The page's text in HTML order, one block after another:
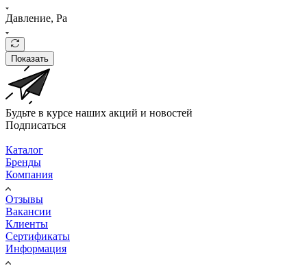
Давление, Pa
Показать
Будьте в курсе наших акций и новостей
Подписаться
Каталог
Бренды
Компания
Отзывы
Вакансии
Клиенты
Сертификаты
Информация